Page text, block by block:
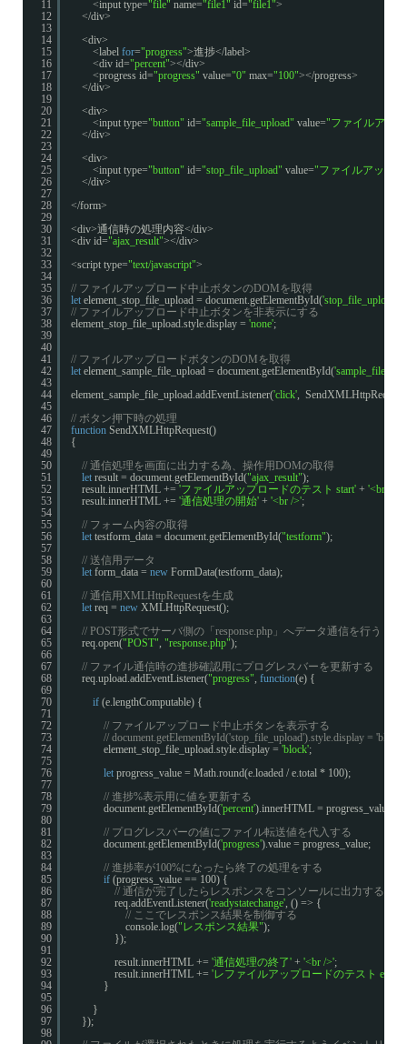
11
12
13
14
15
16
17
18
19
20
21
22
23
24
25
26
27
28
29
30
31
32
33
34
35
36
37
38
39
40
41
42
43
44
45
46
47
48
49
50
51
52
53
54
55
56
57
58
59
60
61
62
63
64
65
66
67
68
69
70
71
72
73
74
75
76
77
78
79
80
81
82
83
84
85
86
87
88
89
90
91
92
93
94
95
96
97
98
<input type="file" name="file1" id="file1">
</div>
<div>
<label for="progress">進捗</label>
<div id="percent"></div>
<progress id="progress" value="0" max="100"></progress>
</div>
<div>
<input type="button" id="sample_file_upload" value="ファイルアッ
</div>
<div>
<input type="button" id="stop_file_upload" value="ファイルアップ
</div>
</form>
<div>通信時の処理内容</div>
<div id="ajax_result"></div>
<script type="text/javascript">
// ファイルアップロード中止ボタンのDOMを取得
let element_stop_file_upload = document.getElementById('stop_file_upload'
// ファイルアップロード中止ボタンを非表示にする
element_stop_file_upload.style.display = 'none';
// ファイルアップロードボタンのDOMを取得
let element_sample_file_upload = document.getElementById(
element_sample_file_upload.addEventListener('click',
// ボタン押下時の処理
function SendXMLHttpRequest()
{
// 通信処理を画面に出力する為、操作用DOMの取得
let result = document.getElementById("ajax_result");
result.innerHTML += 'ファイルアップロードのテスト start' + '<br />'
result.innerHTML += '通信処理の開始' + '<br />';
// フォーム内容の取得
let testform_data = document.getElementById("testform");
// 送信用データ
let form_data = new FormData(testform_data);
// 通信用XMLHttpRequestを生成
let req = new XMLHttpRequest();
// POST形式でサーバ側の「response.php」へデータ通信を行う
req.open("POST", "response.php");
// ファイル通信時の進捗確認用にプログレスバーを更新する
req.upload.addEventListener("progress", function(e) {
if (e.lengthComputable) {
// ファイルアップロード中止ボタンを表示する
// document.getElementById('stop_file_upload').style.display = 'block';
element_stop_file_upload.style.display = 'block';
let progress_value = Math.round(e.loaded / e.total * 100);
// 進捗%表示用に値を更新する
document.getElementById('percent').innerHTML = progress_value +
// プログレスバーの値にファイル転送値を代入する
document.getElementById('progress').value = progress_value;
// 進捗率が100%になったら終了の処理をする
if (progress_value == 100) {
// 通信が完了したらレスポンスをコンソールに出力する
req.addEventListener('readystatechange', () => {
// ここでレスポンス結果を制御する
console.log("レスポンス結果");
});
result.innerHTML += '通信処理の終了' + '<br />';
result.innerHTML += 'レファイルアップロードのテスト end'
}
}
});